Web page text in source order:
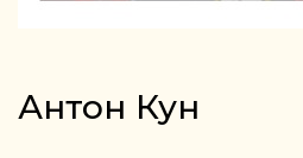
Антон Кун